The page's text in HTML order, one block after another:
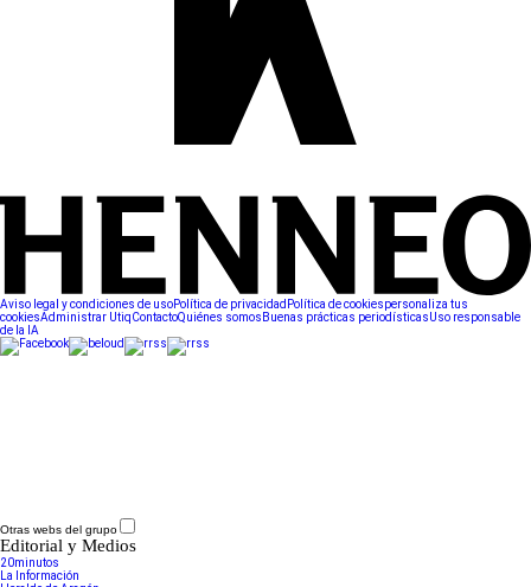
Aviso legal y condiciones de usoPolítica de privacidad Política de cookiespersonaliza tus
cookiesAdministrar UtiqContactoQuiénes somos Buenas prácticas periodísticasUso responsable
de la IA
Otras webs del grupo
Editorial y Medios
20minutos
La Información